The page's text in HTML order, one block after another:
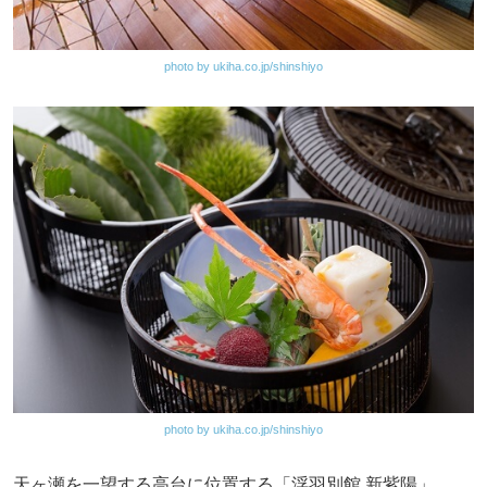
photo by ukiha.co.jp/shinshiyo
photo by ukiha.co.jp/shinshiyo